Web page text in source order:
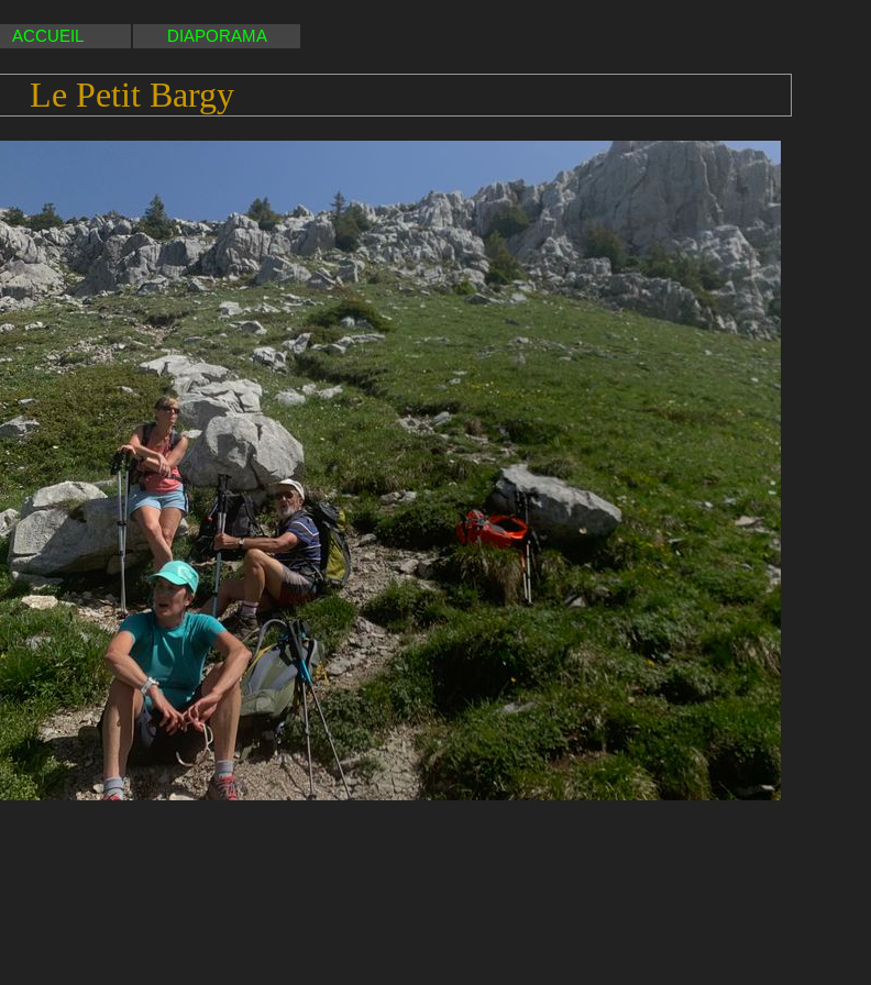
ACCUEIL DIAPORAMA
Le Petit Bargy